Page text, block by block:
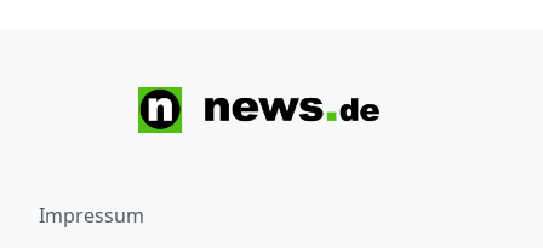
Impressum